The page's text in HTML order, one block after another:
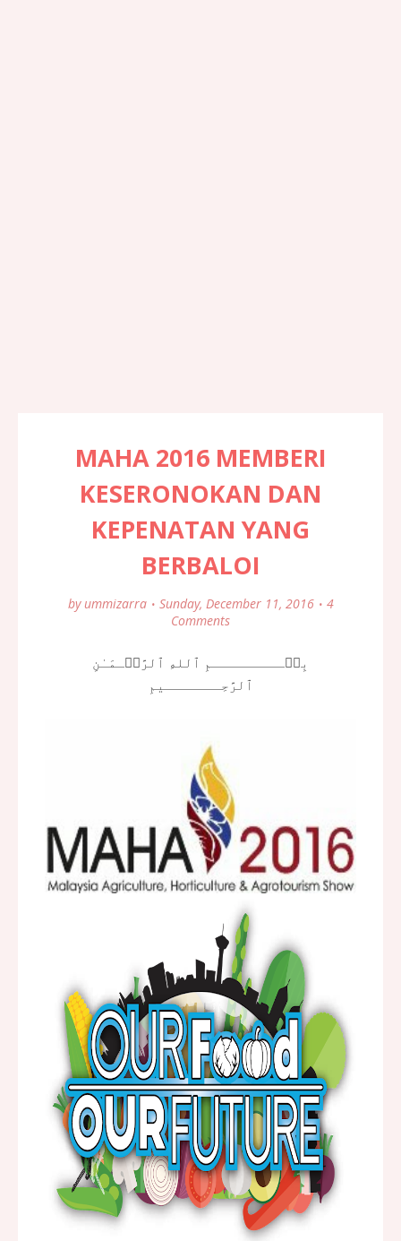
MAHA 2016 MEMBERI
KESERONOKAN DAN
KEPENATAN YANG
BERBALOI
by ummizarra Sunday, December 11, 2016
4
Comments
بِسۡـــــــــمِ ٱللهِ ٱلرَّحۡـمَـٰنِ
ٱلرَّحِـــــــيمِ